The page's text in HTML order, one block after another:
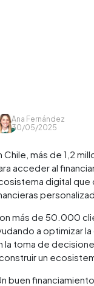
Ana Fernández
30/05/2025
Chile, más de 1,2
acceder al
digital que
más de 50.000
a optimizar
la toma de
un
buen